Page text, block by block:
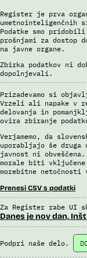
Register je prva
umetnointeligenčnih
Podatke smo
prošnjami za dostop
na javne organe.
Zbirka podatkov ni
dopolnjevali.
Prizadevamo si
Vrzeli ali napake v
delovanja in
ovira zbiranje
Verjamemo, da
uporabljajo še druga
javnost ni
morale biti
morebitne netočnosti
Prenesi CSV s podatki
Za Register rabe UI
Danes je nov dan,
Podpri naše delo.